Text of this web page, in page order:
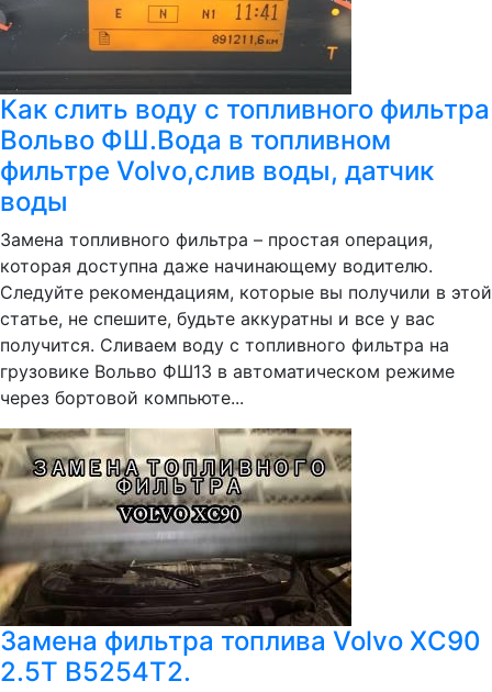
Как слить воду с топливного фильтра
Вольво ФШ.Вода в топливном
фильтре Volvo,слив воды, датчик
воды
Замена топливного фильтра – простая операция,
которая доступна даже начинающему водителю.
Следуйте рекомендациям, которые вы получили в этой
статье, не спешите, будьте аккуратны и все у вас
получится. Сливаем воду с топливного фильтра на
грузовике Вольво ФШ13 в автоматическом режиме
через бортовой компьюте...
Замена фильтра топлива Volvo XC90
2.5T B5254T2.